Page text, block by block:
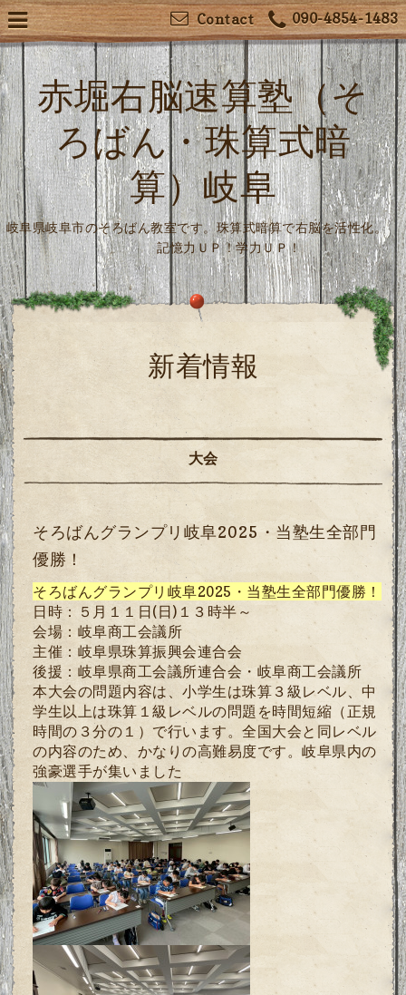
090-4854-1483
Contact
赤堀右脳速算塾（そ
ろばん・珠算式暗
算）岐阜
岐阜県岐阜市のそろばん教室です。珠算式暗算で右脳を活性化。
記憶力ＵＰ！学力ＵＰ！
新着情報
大会
そろばんグランプリ岐阜2025・当塾生全部門
優勝！
そろばんグランプリ岐阜2025・当塾生全部門優勝！
日時：５月１１日(日) １３時半～
会場：岐阜商工会議所
主催：岐阜県珠算振興会連合会
後援：岐阜県商工会議所連合会・岐阜商工会議所
本大会の問題内容は、小学生は珠算３級レベル、中
学生以上は珠算１級レベルの問題を時間短縮（正規
時間の３分の１）で行います。全国大会と同レベル
の内容のため、かなりの高難易度です。岐阜県内の
強豪選手が集いました